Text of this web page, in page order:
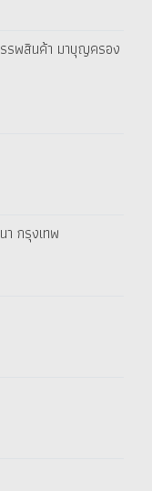
รพสินค้า มาบุญครอง
า กรุงเทพ